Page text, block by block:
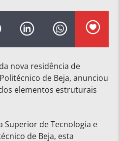
nova residência de
de Beja, anunciou
elementos estruturais
Superior de Tecnologia e
de Beja, esta